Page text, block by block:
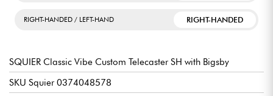
RIGHT-HANDED / LEFT-HAND RIGHT-HANDED
SQUIER Classic Vibe Custom Telecaster SH with Bigsby
SKU Squier 0374048578